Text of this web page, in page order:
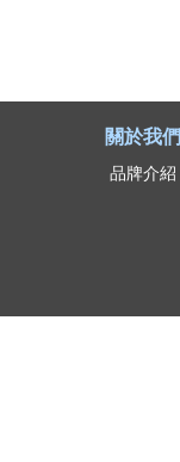
關於我們
品牌介紹